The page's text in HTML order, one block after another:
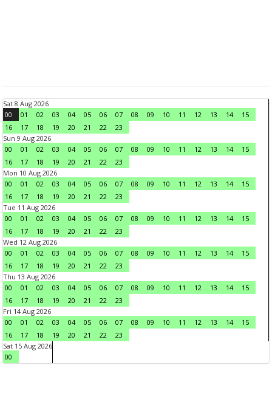
Sat 8 Aug 2026
00
01 02 03 04 05 06 07 08 09 10 11 12 13 14
15
16
17 18 19 20 21 22
23
Sun 9 Aug 2026
00
01 02 03 04 05 06 07 08 09 10 11 12 13 14
15
16
17 18 19 20 21 22
23
Mon 10 Aug 2026
00
01 02 03 04 05 06 07 08 09 10 11 12 13 14
15
16
17 18 19 20 21 22
23
Tue 11 Aug 2026
00
01 02 03 04 05 06 07 08 09 10 11 12 13 14
15
16
17 18 19 20 21 22
23
Wed 12 Aug 2026
00
01 02 03 04 05 06 07 08 09 10 11 12 13 14
15
16
17 18 19 20 21 22
23
Thu 13 Aug 2026
00
01 02 03 04 05 06 07 08 09 10 11 12 13 14
15
16
17 18 19 20 21 22
23
Fri 14 Aug 2026
00
01 02 03 04 05 06 07 08 09 10 11 12 13 14
15
16
17 18 19 20 21 22
23
Sat 15 Aug 2026
00